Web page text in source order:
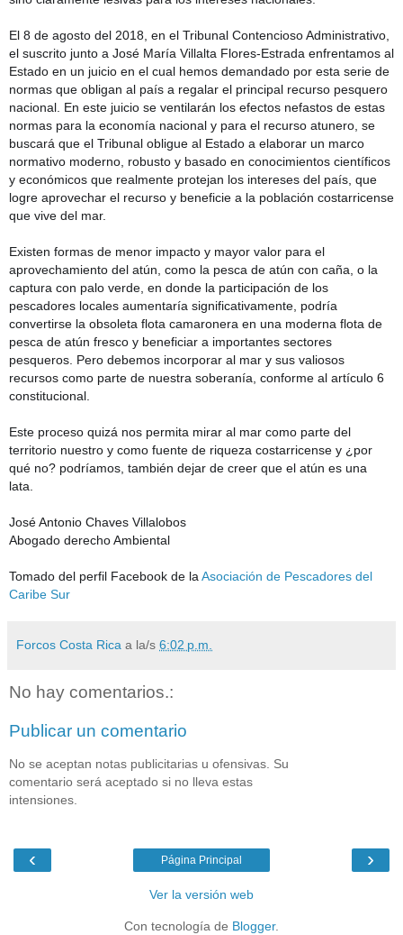
El 8 de agosto del 2018, en el Tribunal Contencioso Administrativo,
el suscrito junto a José María Villalta Flores-Estrada enfrentamos al
Estado en un juicio en el cual hemos demandado por esta serie de
normas que obligan al país a regalar el principal recurso pesquero
nacional. En este juicio se ventilarán los efectos nefastos de estas
normas para la economía nacional y para el recurso atunero, se
buscará que el Tribunal obligue al Estado a elaborar un marco
normativo moderno, robusto y basado en conocimientos científicos
y económicos que realmente protejan los intereses del país, que
logre aprovechar el recurso y beneficie a la población costarricense
que vive del mar.
Existen formas de menor impacto y mayor valor para el
aprovechamiento del atún, como la pesca de atún con caña, o la
captura con palo verde, en donde la participación de los
pescadores locales aumentaría significativamente, podría
convertirse la obsoleta flota camaronera en una moderna flota de
pesca de atún fresco y beneficiar a importantes sectores
pesqueros. Pero debemos incorporar al mar y sus valiosos
recursos como parte de nuestra soberanía, conforme al artículo 6
constitucional.
Este proceso quizá nos permita mirar al mar como parte del
territorio nuestro y como fuente de riqueza costarricense y ¿por
qué no? podríamos, también dejar de creer que el atún es una
lata.
José Antonio Chaves Villalobos
Abogado derecho Ambiental
Tomado del perfil Facebook de la Asociación de Pescadores del
Caribe Sur
Forcos Costa Rica a la/s 6:02 p.m.
No hay comentarios.:
Publicar un comentario
No se aceptan notas publicitarias u ofensivas. Su
comentario será aceptado si no lleva estas
intensiones.
‹ ›
Página Principal
Ver la versión web
Con tecnología de Blogger.